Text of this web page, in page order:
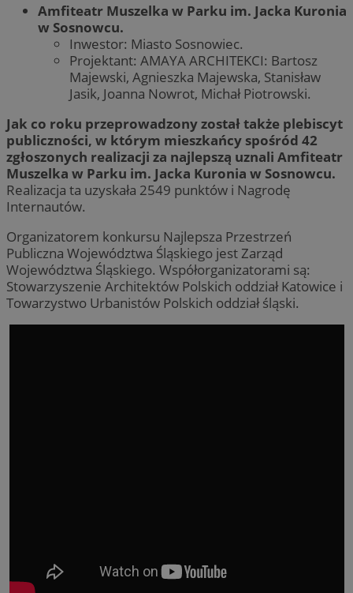
Amfiteatr Muszelka w Parku im. Jacka Kuronia
w Sosnowcu.
Inwestor: Miasto Sosnowiec.
Projektant: AMAYA ARCHITEKCI: Bartosz
Majewski, Agnieszka Majewska, Stanisław
Jasik, Joanna Nowrot, Michał Piotrowski.
Jak co roku przeprowadzony został także plebiscyt
publiczności, w którym mieszkańcy spośród 42
zgłoszonych realizacji za najlepszą uznali Amfiteatr
Muszelka w Parku im. Jacka Kuronia w Sosnowcu.
Realizacja ta uzyskała 2549 punktów i Nagrodę
Internautów.
Organizatorem konkursu Najlepsza Przestrzeń
Publiczna Województwa Śląskiego jest Zarząd
Województwa Śląskiego. Współorganizatorami są:
Stowarzyszenie Architektów Polskich oddział Katowice i
Towarzystwo Urbanistów Polskich oddział śląski.